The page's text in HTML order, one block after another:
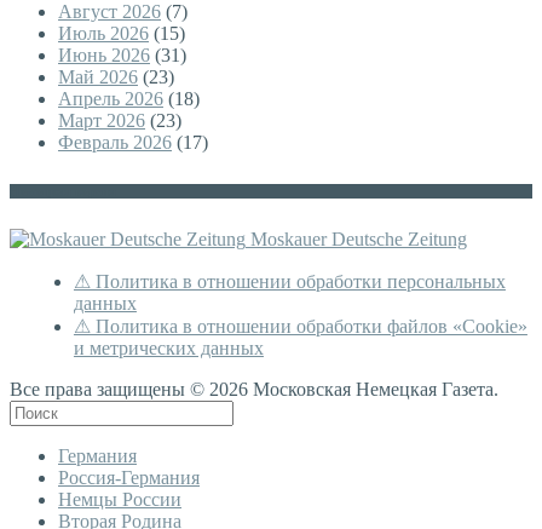
Август 2026 (7)
Июль 2026 (15)
Июнь 2026 (31)
Май 2026 (23)
Апрель 2026 (18)
Март 2026 (23)
Февраль 2026 (17)
Moskauer Deutsche Zeitung
⚠ Политика в отношении обработки персональных
данных
⚠ Политика в отношении обработки файлов «Cookie»
и метрических данных
Все права защищены © 2026 Московская Немецкая Газета.
Германия
Россия-Германия
Немцы России
Вторая Родина